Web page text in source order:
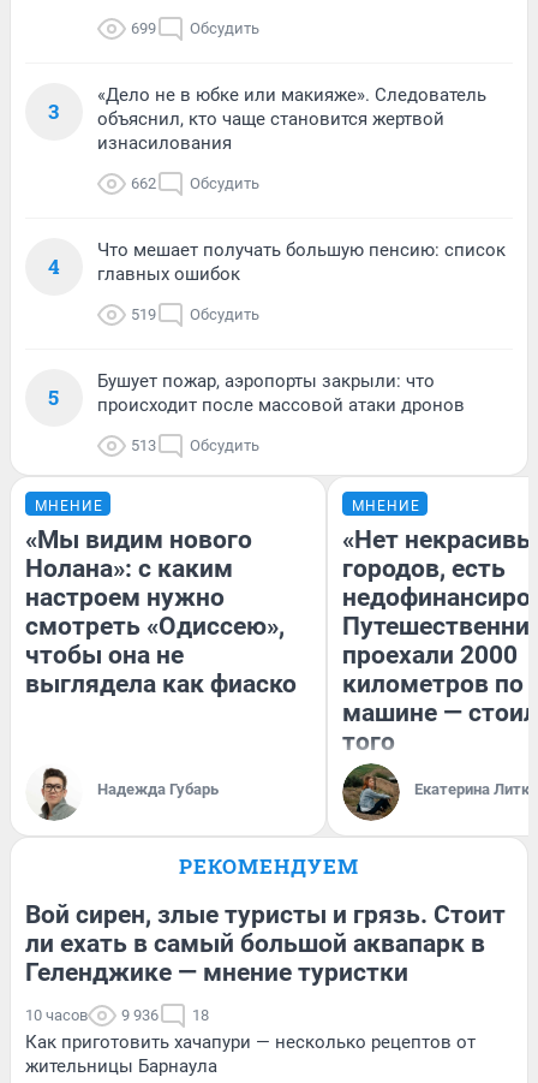
699 Обсудить
3
«Дело не в юбке или макияже». Следователь
объяснил, кто чаще становится жертвой
изнасилования
662 Обсудить
4
Что мешает получать большую пенсию: список
главных ошибок
519 Обсудить
5
Бушует пожар, аэропорты закрыли: что
происходит после массовой атаки дронов
513 Обсудить
МНЕНИЕ
«Мы видим нового
Нолана»: с каким
настроем нужно
смотреть «Одиссею»,
чтобы она не
выглядела как фиаско
Надежда Губарь
МНЕНИЕ
«Нет
городов, есть
проехали 2000
километров по
машине —
того
Екатерина
РЕКОМЕНДУЕМ
Вой сирен, злые туристы и грязь. Стоит
ли ехать в самый большой аквапарк в
Геленджике — мнение туристки
10 часов 9 936 18
Как приготовить хачапури — несколько рецептов от
жительницы Барнаула